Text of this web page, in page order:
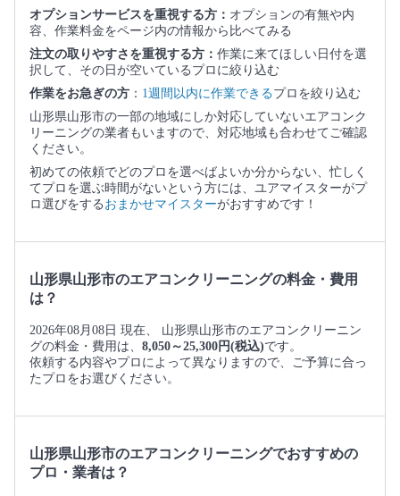
オプションサービスを重視する方： オプションの有無や内
容、作業料金をページ内の情報から比べてみる
注文の取りやすさを重視する方： 作業に来てほしい日付を選
択して、その日が空いているプロに絞り込む
作業をお急ぎの方 ： 1週間以内に作業できるプロを絞り込む
山形県山形市の一部の地域にしか対応していないエアコンク
リーニングの業者もいますので、対応地域も合わせてご確認
ください。
初めての依頼でどのプロを選べばよいか分からない、忙しく
てプロを選ぶ時間がないという方には、ユアマイスターがプ
ロ選びをする おまかせマイスターがおすすめです！
山形県山形市のエアコンクリーニングの料金・費用
は？
2026年08月08日 現在、 山形県山形市のエアコンクリーニン
グの料金・費用は、 8,050～25,300円(税込)です。
依頼する内容やプロによって異なりますので、ご予算に合っ
たプロをお選びください。
山形県山形市のエアコンクリーニングでおすすめの
プロ・業者は？